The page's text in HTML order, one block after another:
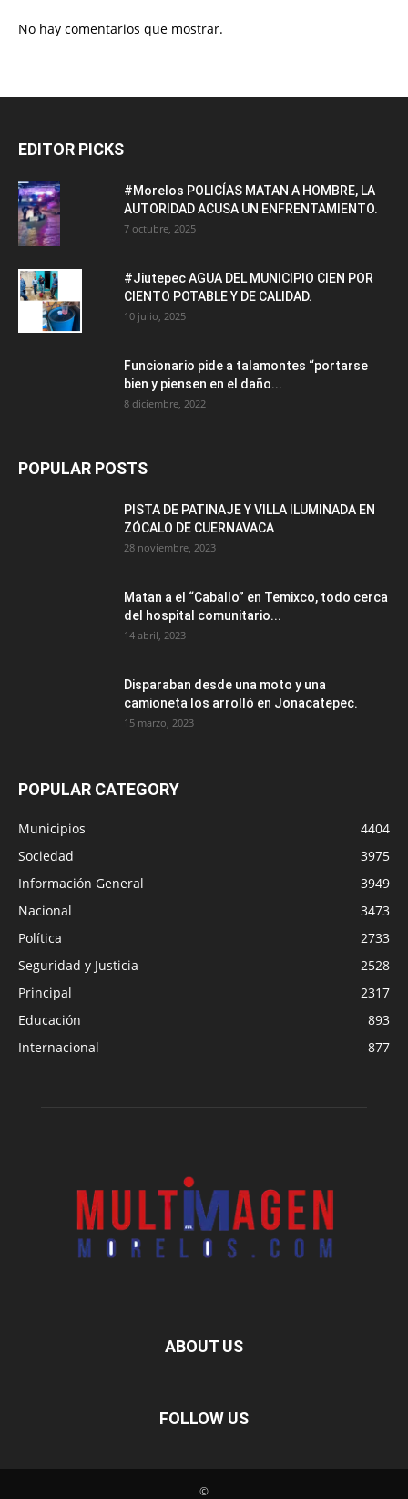
No hay comentarios que mostrar.
EDITOR PICKS
#Morelos POLICÍAS MATAN A HOMBRE, LA
AUTORIDAD ACUSA UN ENFRENTAMIENTO.
7 octubre, 2025
#Jiutepec AGUA DEL MUNICIPIO CIEN POR
CIENTO POTABLE Y DE CALIDAD.
10 julio, 2025
Funcionario pide a talamontes “portarse
bien y piensen en el daño...
8 diciembre, 2022
POPULAR POSTS
PISTA DE PATINAJE Y VILLA ILUMINADA EN
ZÓCALO DE CUERNAVACA
28 noviembre, 2023
Matan a el “Caballo” en Temixco, todo cerca
del hospital comunitario...
14 abril, 2023
Disparaban desde una moto y una
camioneta los arrolló en Jonacatepec.
15 marzo, 2023
POPULAR CATEGORY
Municipios
4404
Sociedad
3975
Información General
3949
Nacional
3473
Política
2733
Seguridad y Justicia
2528
Principal
2317
Educación
893
Internacional
877
ABOUT US
FOLLOW US
©